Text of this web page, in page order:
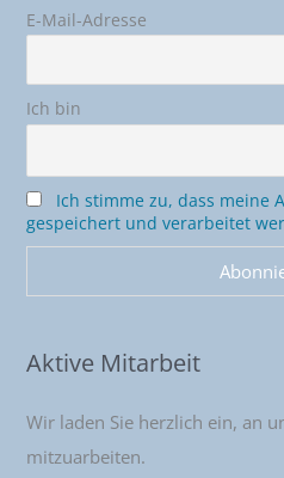
E-Mail-Adresse
Ich bin
Ich stimme zu, dass meine
gespeichert und verarbeitet
Aktive Mitarbeit
Wir laden Sie herzlich ein, an
mitzuarbeiten.